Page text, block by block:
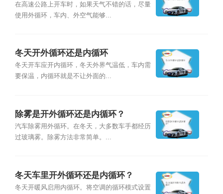
在高速公路上开车时，如果天气不错的话，尽量
使用外循环，车内、外空气能够...
冬天开外循环还是内循环
冬天开车应开内循环，冬天外界气温低，车内需
要保温，内循环就是不让外面的...
除雾是开外循环还是内循环？
汽车除雾用外循环。在冬天，大多数车手都经历
过玻璃雾。除雾方法非常简单。...
冬天车里开外循环还是内循环？
冬天开暖风启用内循环。将空调的循环模式设置